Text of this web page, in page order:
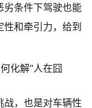
劣条件下驾驶也能
和牵引力，给到
战，也是对车辆性